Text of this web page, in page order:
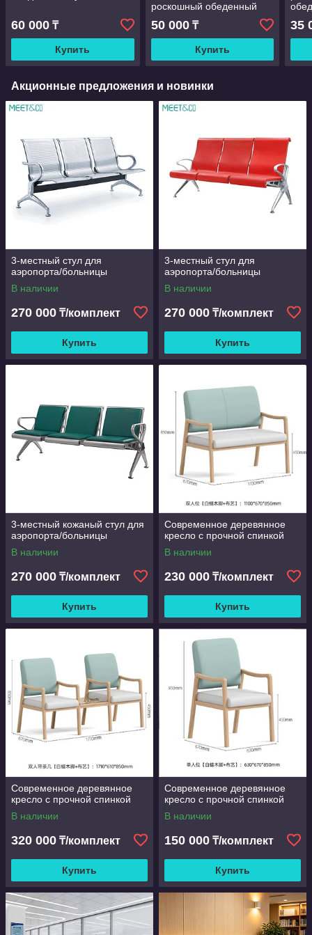
60 000 ₸
Купить
роскошный обеденный
50 000₸
Купить
35
Акционные предложения и новинки
3-местный стул для
аэропорта/больницы
В наличии
270 000 ₸/комплект
Купить
3-местный стул для
аэропорта/больницы
В наличии
270 000 ₸/комплект
Купить
3-местный кожаный стул для
аэропорта/больницы
В наличии
270 000 ₸/комплект
Купить
Современное деревянное
кресло с прочной спинкой
В наличии
230 000 ₸/комплект
Купить
Современное деревянное
кресло с прочной спинкой
В наличии
320 000 ₸/комплект
Купить
Современное деревянное
кресло с прочной спинкой
В наличии
150 000 ₸/комплект
Купить